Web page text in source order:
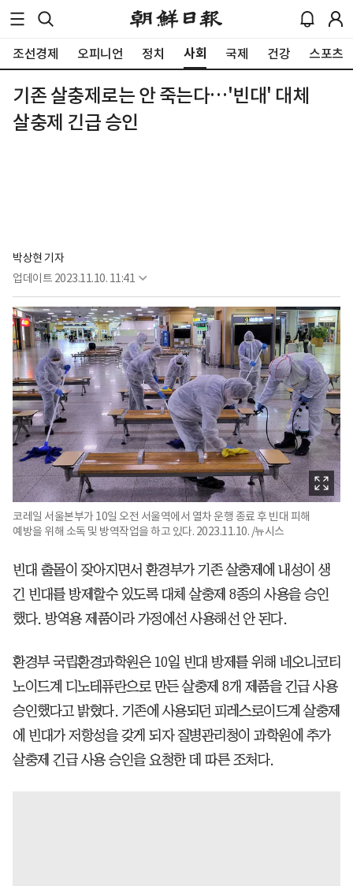
조선경제 오피니언 정치 사회 국제 건강 스포츠
기존 살충제로는 안 죽는다…'빈대' 대체
살충제 긴급 승인
박상현 기자
업데이트 2023.11.10. 11:41
코레일 서울본부가 10일 오전 서울역에서 열차 운행 종료 후 빈대 피해
예방을 위해 소독 및 방역작업을 하고 있다. 2023.11.10. /뉴시스
빈대 출몰이 잦아지면서 환경부가 기존 살충제에 내성이 생
긴 빈대를 방제할수 있도록 대체 살충제 8종의 사용을 승인
했다. 방역용 제품이라 가정에선 사용해선 안 된다.
환경부 국립환경과학원은 10일 빈대 방제를 위해 네오니코티
노이드계 디노테퓨란으로 만든 살충제 8개 제품을 긴급 사용
승인했다고 밝혔다. 기존에 사용되던 피레스로이드계 살충제
에 빈대가 저항성을 갖게 되자 질병관리청이 과학원에 추가
살충제 긴급 사용 승인을 요청한 데 따른 조처다.